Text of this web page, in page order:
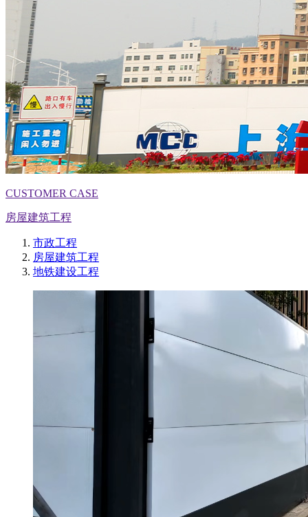
CUSTOMER CASE
房屋建筑工程
市政工程
房屋建筑工程
地铁建设工程